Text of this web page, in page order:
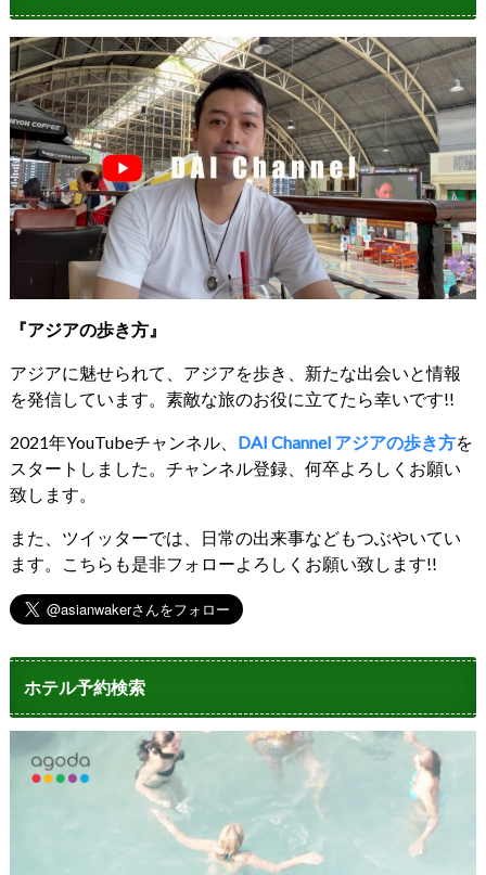
『アジアの歩き方』
アジアに魅せられて、アジアを歩き、新たな出会いと情報
を発信しています。素敵な旅のお役に立てたら幸いです!!
2021年YouTubeチャンネル、 DAI Channel アジアの歩き方を
スタートしました。チャンネル登録、何卒よろしくお願い
致します。
また、ツイッターでは、日常の出来事などもつぶやいてい
ます。こちらも是非フォローよろしくお願い致します!!
ホテル予約検索